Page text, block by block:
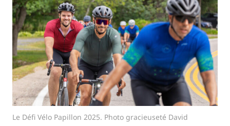
Le Défi Vélo Papillon 2025. Photo gracieuseté David